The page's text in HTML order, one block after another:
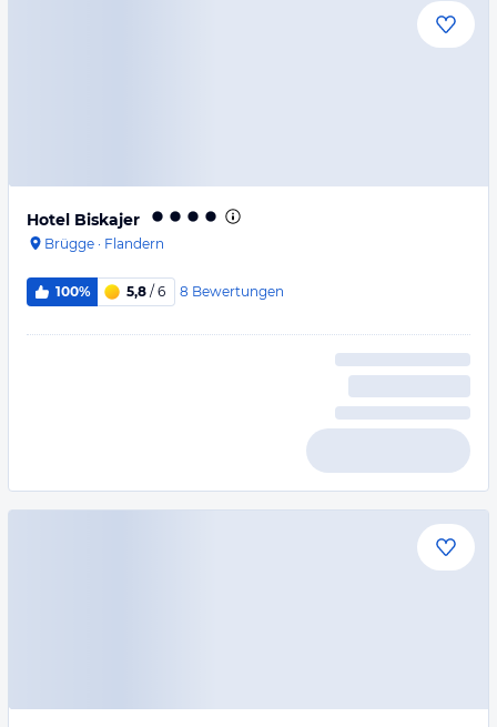
Hotel Biskajer
Brügge · Flandern
100% 5,8 / 6 8 Bewertungen